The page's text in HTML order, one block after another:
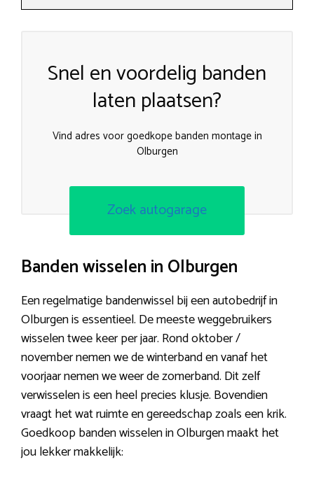
Snel en voordelig banden
laten plaatsen?
Vind adres voor goedkope banden montage in
Olburgen
Zoek autogarage
Banden wisselen in Olburgen
Een regelmatige bandenwissel bij een autobedrijf in
Olburgen is essentieel. De meeste weggebruikers
wisselen twee keer per jaar. Rond oktober /
november nemen we de winterband en vanaf het
voorjaar nemen we weer de zomerband. Dit zelf
verwisselen is een heel precies klusje. Bovendien
vraagt het wat ruimte en gereedschap zoals een krik.
Goedkoop banden wisselen in Olburgen maakt het
jou lekker makkelijk: